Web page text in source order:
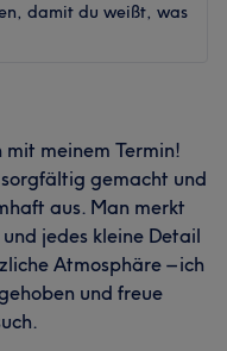
damit du weißt, was
meinem Termin!
gemacht und
aus. Man merkt
jedes kleine Detail
Atmosphäre – ich
und freue